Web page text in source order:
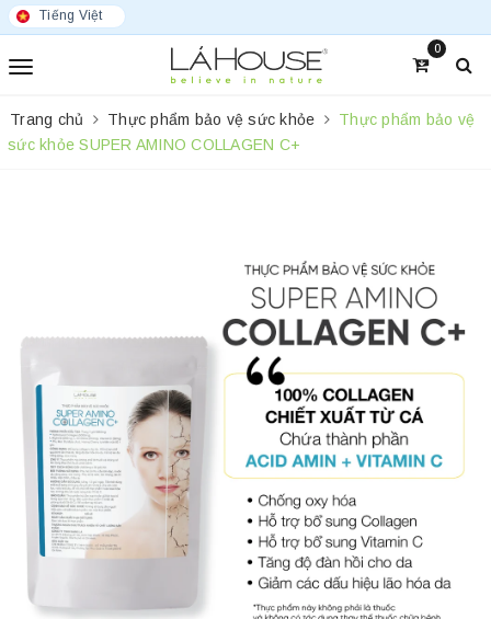
Tiếng Việt
0
Trang chủ Thực phẩm bảo vệ sức khỏe
Thực phẩm bảo vệ
sức khỏe SUPER AMINO COLLAGEN C+